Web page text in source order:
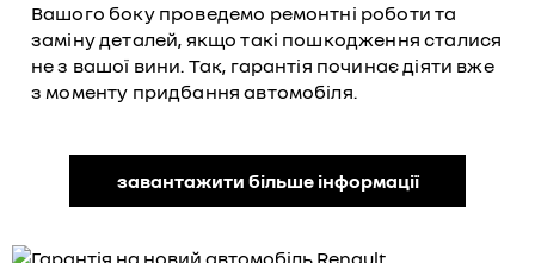
Вашого боку проведемо ремонтні роботи та
заміну деталей, якщо такі пошкодження сталися
не з вашої вини. Так, гарантія починає діяти вже
з моменту придбання автомобіля.
завантажити більше інформації